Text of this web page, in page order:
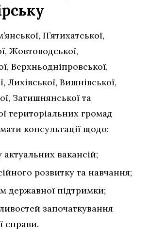
П’ятихатської,
Жовтоводської,
Верхньодніпровської,
Лихівської, Вишнівської,
Затишнянської та
територіальних громад
консультації щодо:
вакансій;
розвитку та навчання;
державної підтримки;
започаткування
справи.